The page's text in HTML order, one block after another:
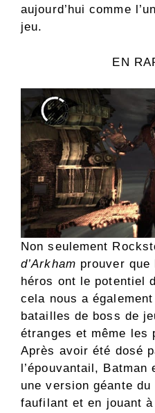
aujourd’hui comme
jeu.
EN
Non seulement
d’Arkham prouver
héros ont le potentiel
cela nous a
batailles de boss de
étranges et même les
Après avoir été dosé
l’épouvantail,
une version géante
faufilant et en jouant